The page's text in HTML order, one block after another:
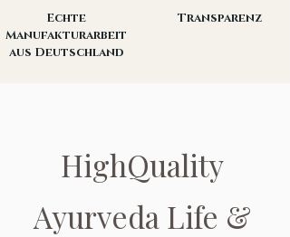
Echte
Manufakturarbeit
aus Deutschland
Transparenz
HighQuality
Ayurveda Life &